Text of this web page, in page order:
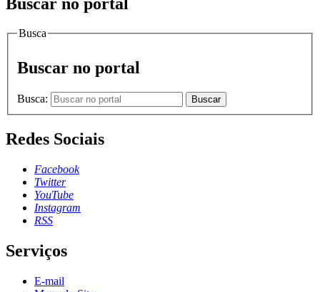
Busca
Buscar no portal
Busca: Buscar
Redes Sociais
Facebook
Twitter
YouTube
Instagram
RSS
Serviços
E-mail